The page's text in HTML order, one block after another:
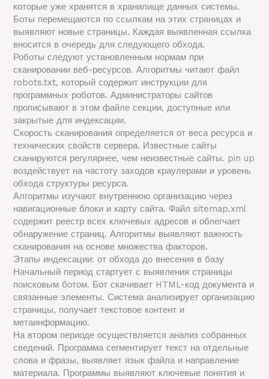
которые уже хранятся в хранилище данных системы.
Боты перемещаются по ссылкам на этих страницах и
выявляют новые страницы. Каждая выявленная ссылка
вносится в очередь для следующего обхода.
Роботы следуют установленным нормам при
сканировании веб-ресурсов. Алгоритмы читают файл
robots.txt, который содержит инструкции для
программных роботов. Администраторы сайтов
прописывают в этом файле секции, доступные или
закрытые для индексации.
Скорость сканирования определяется от веса ресурса и
технических свойств сервера. Известные сайты
сканируются регулярнее, чем неизвестные сайты. pin up
воздействует на частоту заходов краулерами и уровень
обхода структуры ресурса.
Алгоритмы изучают внутреннюю организацию через
навигационные блоки и карту сайта. Файл sitemap.xml
содержит реестр всех ключевых адресов и облегчает
обнаружение страниц. Алгоритмы выявляют важность
сканирования на основе множества факторов.
Этапы индексации: от обхода до внесения в базу
Начальный период стартует с выявления страницы
поисковым ботом. Бот скачивает HTML-код документа и
связанные элементы. Система анализирует организацию
страницы, получает текстовое контент и
метаинформацию.
На втором периоде осуществляется анализ собранных
сведений. Программа сегментирует текст на отдельные
слова и фразы, выявляет язык файла и направление
материала. Программы выявляют ключевые понятия и